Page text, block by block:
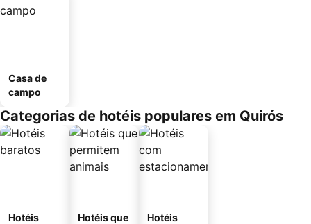
Casa de
campo
Categorias de hotéis populares em Quirós
Hotéis
Hotéis que
Hotéis